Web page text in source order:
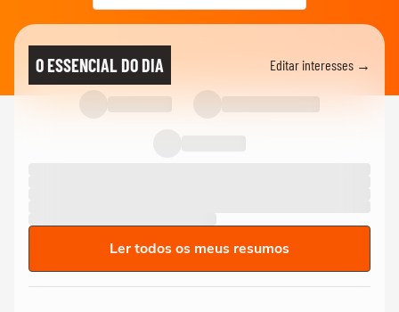
O ESSENCIAL DO DIA Editar interesses →
Ler todos os meus resumos